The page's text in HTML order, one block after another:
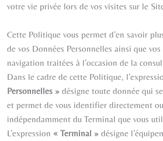
votre vie privée lors de vos visites sur le
Cette Politique vous permet d’en savoir
de vos Données Personnelles ainsi que
navigation traitées à l’occasion de la
Dans le cadre de cette Politique,
Personnelles » désigne toute donnée qui
et permet de vous identifier directement
indépendamment du Terminal que vous
L’expression « Terminal » désigne